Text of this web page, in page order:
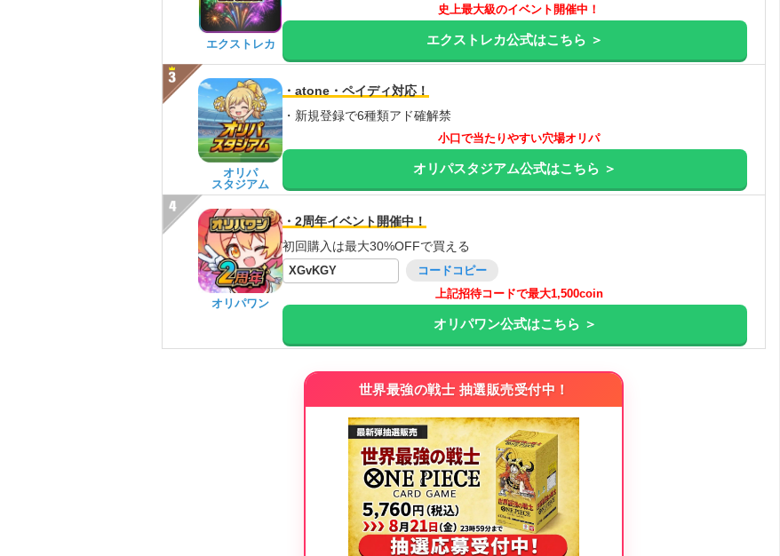
エクストレカ
史上最大級のイベント開催中！
エクストレカ公式はこちら ＞
オリパ
スタジアム
・atone・ペイディ対応！
・新規登録で6種類アド確解禁
小口で当たりやすい穴場オリパ
オリパスタジアム公式はこちら ＞
オリパワン
・2周年イベント開催中！
初回購入は最大30%OFFで買える
XGvKGY
コードコピー
上記招待コードで最大1,500coin
オリパワン公式はこちら ＞
世界最強の戦士 抽選販売受付中！